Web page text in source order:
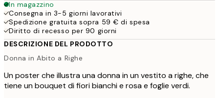
In magazzino
Consegna in 3-5 giorni lavorativi
Spedizione gratuita sopra 59 € di spesa
Diritto di recesso per 90 giorni
DESCRIZIONE DEL PRODOTTO
Donna in Abito a Righe
Un poster che illustra una donna in un vestito a righe, che
tiene un bouquet di fiori bianchi e rosa e foglie verdi.